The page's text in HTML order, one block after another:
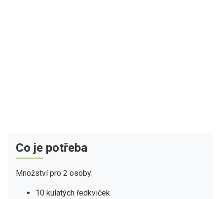
Co je potřeba
Množství pro 2 osoby:
10 kulatých ředkviček